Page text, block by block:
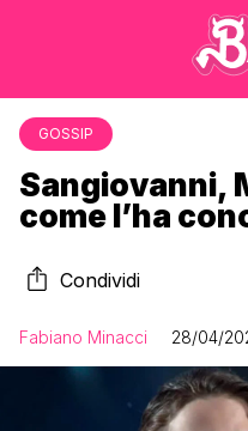
GOSSIP
Sangiovanni,
come l’ha
Condividi
Fabiano Minacci 28/04/